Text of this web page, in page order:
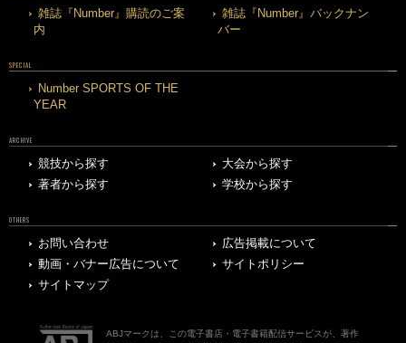
雑誌『Number』購読のご案
内
雑誌『Number』バックナン
バー
SPECIAL
Number SPORTS OF THE
YEAR
ARCHIVE
競技から探す
大会から探す
著者から探す
学校から探す
OTHERS
お問い合わせ
広告掲載について
動画・バナー広告について
サイトポリシー
サイトマップ
ABJマークは、この電子書店・電子書籍配信サービスが、著作